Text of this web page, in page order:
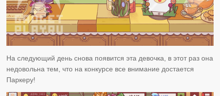
На следующий день снова появится эта девочка, в этот раз она
недовольна тем, что на конкурсе все внимание достается
Паркеру!